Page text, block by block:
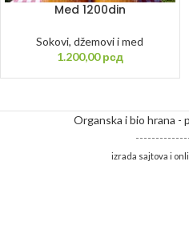
Med 1200din
Sokovi, džemovi i med
1.200,00рсд
Organska i bio hrana -
izrada sajtova i